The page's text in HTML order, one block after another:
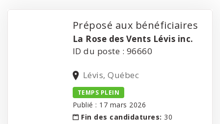
Préposé aux bénéficiaires
La Rose des Vents Lévis inc.
ID du poste : 96660
Lévis, Québec
TEMPS PLEIN
Publié : 17 mars 2026
Fin des candidatures: 30